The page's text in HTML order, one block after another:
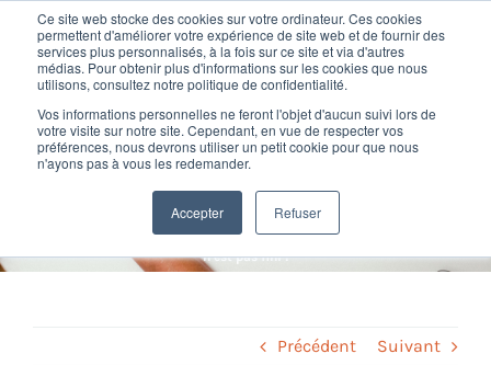
Ce site web stocke des cookies sur votre ordinateur. Ces cookies
permettent d'améliorer votre expérience de site web et de fournir des
services plus personnalisés, à la fois sur ce site et via d'autres
médias. Pour obtenir plus d'informations sur les cookies que nous
utilisons, consultez notre politique de confidentialité.
Vos informations personnelles ne feront l'objet d'aucun suivi lors de
votre visite sur notre site. Cependant, en vue de respecter vos
préférences, nous devrons utiliser un petit cookie pour que nous
n'ayons pas à vous les redemander.
Accepter Refuser
Passer
contenu
Nos offres
Formation
Nos clients
Fortify
Cohérence RH : quand le
cadre existe, le travail n’est
pas fini !
»Cohérence RH : quand le cadre existe, le travail
n’est pas fini !
Précédent Suivant